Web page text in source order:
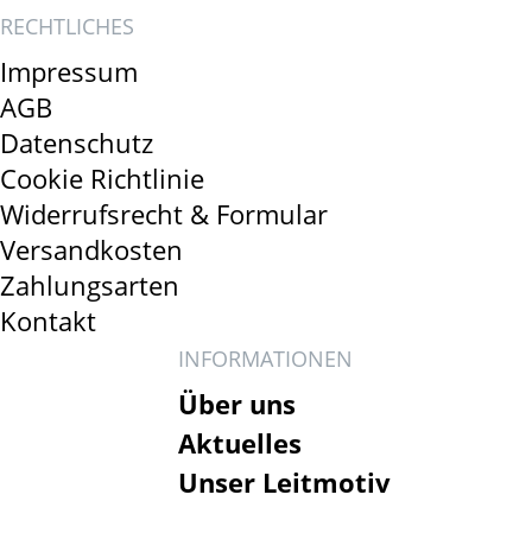
RECHTLICHES
Impressum
AGB
Datenschutz
Cookie Richtlinie
Widerrufsrecht & Formular
Versandkosten
Zahlungsarten
Kontakt
INFORMATIONEN
Über uns
Aktuelles
Unser Leitmotiv